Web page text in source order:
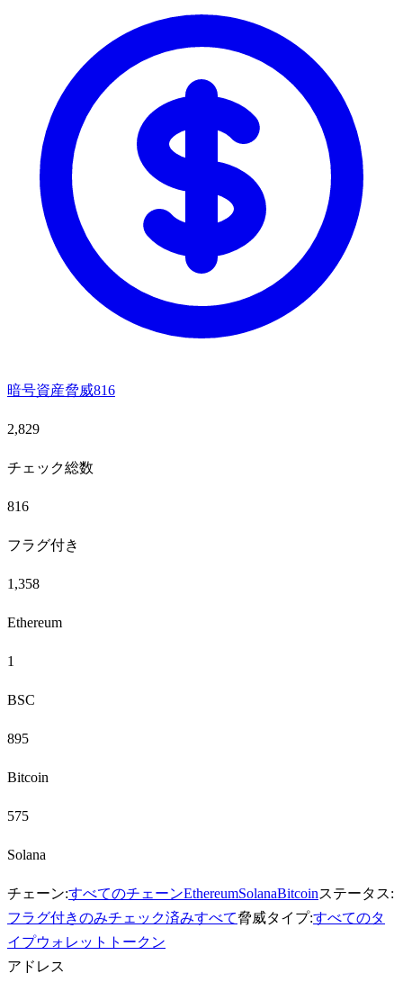
暗号資産脅威816
2,829
チェック総数
816
フラグ付き
1,358
Ethereum
1
BSC
895
Bitcoin
575
Solana
チェーン:すべてのチェーンEthereumSolanaBitcoinステータス:
フラグ付きのみチェック済みすべて脅威タイプ:すべてのタ
イプウォレット トークン
アドレス